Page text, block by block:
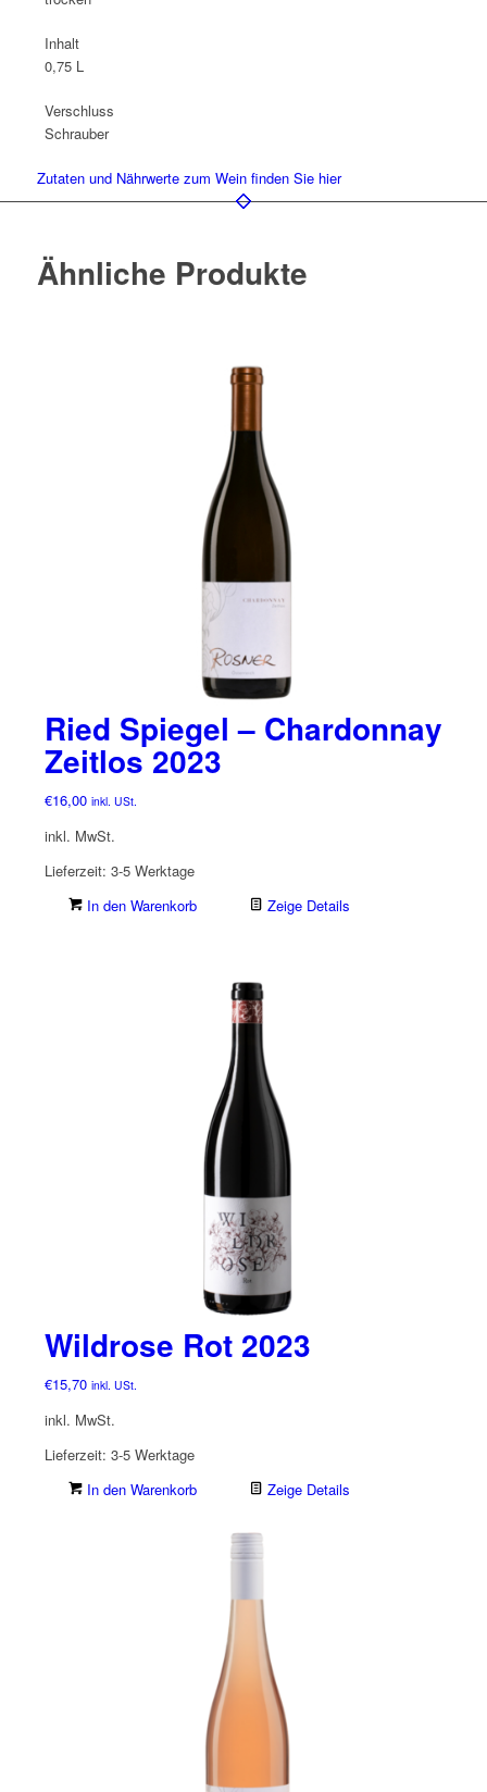
Inhalt
0,75 L
Verschluss
Schrauber
Zutaten und Nährwerte zum Wein finden Sie hier
Ähnliche Produkte
Ried Spiegel – Chardonnay
Zeitlos 2023
€16,00 inkl. USt.
inkl. MwSt.
Lieferzeit: 3-5 Werktage
In den Warenkorb
Zeige Details
Wildrose Rot 2023
€15,70 inkl. USt.
inkl. MwSt.
Lieferzeit: 3-5 Werktage
In den Warenkorb
Zeige Details